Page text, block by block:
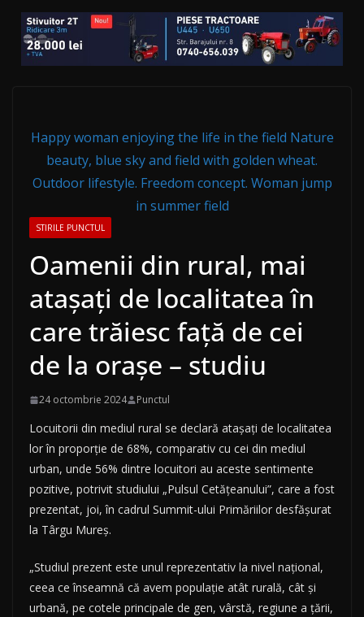
Happy woman enjoying the life in the field Nature
beauty, blue sky and field with golden wheat.
Outdoor lifestyle. Freedom concept. Woman jump
in summer field
STIRILE PUNCTUL
Oamenii din rural, mai
ataşaţi de localitatea în
care trăiesc faţă de cei
de la oraşe – studiu
24 octombrie 2024 Punctul
Locuitorii din mediul rural se declară ataşaţi de localitatea
lor în proporţie de 68%, comparativ cu cei din mediul
urban, unde 56% dintre locuitori au aceste sentimente
pozitive, potrivit studiului „Pulsul Cetăţeanului”, care a fost
prezentat, joi, în cadrul Summit-ului Primăriilor desfăşurat
la Târgu Mureş.
„Studiul prezent este unul reprezentativ la nivel naţional,
ceea ce înseamnă că avem populaţie atât rurală, cât şi
urbană, pe cotele principale de gen, vârstă, regiune a ţării,